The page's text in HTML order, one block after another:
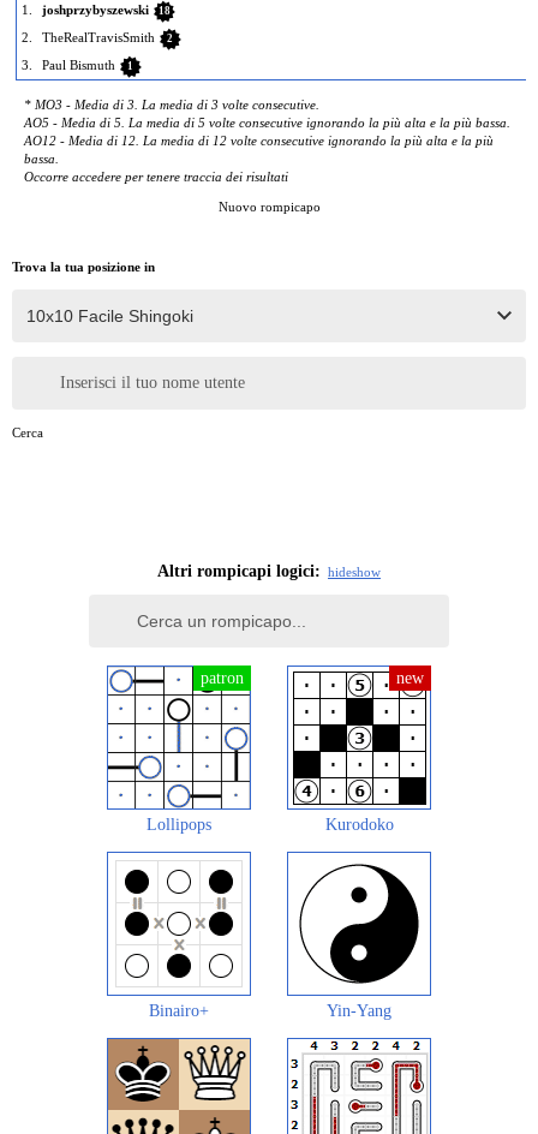
1.
joshprzybyszewski 18
2. TheRealTravisSmith 2
3. Paul Bismuth 1
* MO3 - Media di 3. La media di 3 volte consecutive.
AO5 - Media di 5. La media di 5 volte consecutive ignorando la più alta e la più bassa.
AO12 - Media di 12. La media di 12 volte consecutive ignorando la più alta e la più
bassa.
Occorre accedere per tenere traccia dei risultati
Nuovo rompicapo
Trova la tua posizione in
Inserisci il tuo nome utente
Cerca
Altri rompicapi logici: hideshow
Lollipops Kurodoko
Binairo+ Yin-Yang